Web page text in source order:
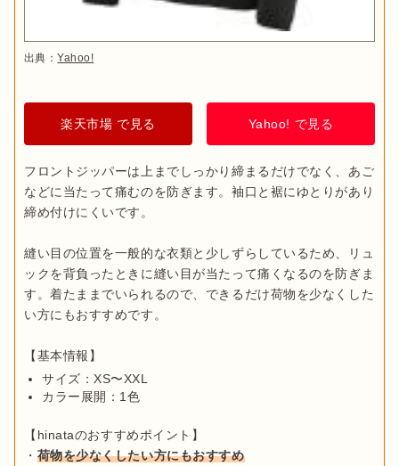
出典：Yahoo!
楽天市場 で見る Yahoo! で見る
フロントジッパーは上までしっかり締まるだけでなく、あご
などに当たって痛むのを防ぎます。袖口と裾にゆとりがあり
締め付けにくいです。
縫い目の位置を一般的な衣類と少しずらしているため、リュ
ックを背負ったときに縫い目が当たって痛くなるのを防ぎま
す。着たままでいられるので、できるだけ荷物を少なくした
い方にもおすすめです。
サイズ：XS〜XXL
カラー展開：1色
【hinataのおすすめポイント】
・ 荷物を少なくしたい方にもおすすめ